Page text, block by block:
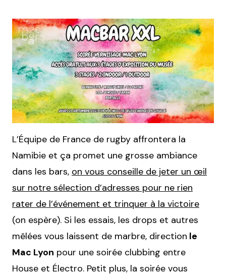
L’Équipe de France de rugby affrontera la
Namibie et ça promet une grosse ambiance
dans les bars, on vous conseille de jeter un œil
sur notre sélection d’adresses pour ne rien
rater de l’événement et trinquer à la victoire
(on espère). Si les essais, les drops et autres
mêlées vous laissent de marbre, direction le
Mac Lyon pour une soirée clubbing entre
House et Électro. Petit plus, la soirée vous